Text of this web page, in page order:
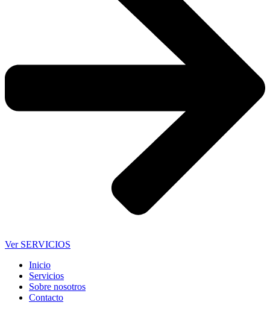
Ver SERVICIOS
Inicio
Servicios
Sobre nosotros
Contacto